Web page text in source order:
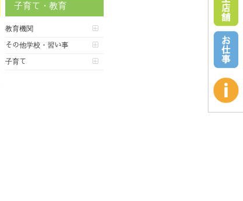
子育て・教育
教育機関
その他学校・習い事
子育て